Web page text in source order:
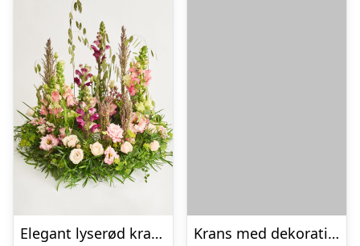
Elegant lyserød krans
Krans med dekoration i klassisk stil – rød og hvid